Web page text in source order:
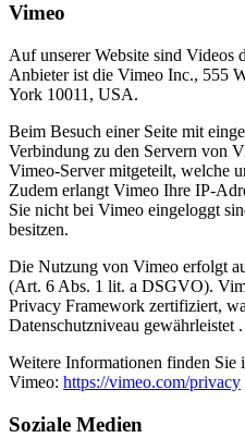
Vimeo
Auf unserer Website sind Videos
Anbieter ist die Vimeo Inc., 555
York 10011, USA.
Beim Besuch einer Seite mit
Verbindung zu den Servern von
Vimeo-Server mitgeteilt, welche
Zudem erlangt Vimeo Ihre IP-
Sie nicht bei Vimeo eingeloggt
besitzen.
Die Nutzung von Vimeo erfolgt
(Art. 6 Abs. 1 lit. a DSGVO).
Privacy Framework zertifiziert,
Datenschutzniveau gewährleistet .
Weitere Informationen finden Sie
Vimeo: https://vimeo.com/privacy
Soziale Medien